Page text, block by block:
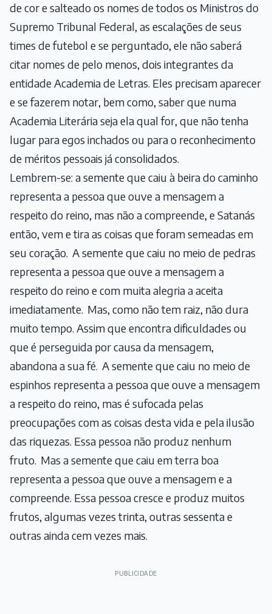
de cor e salteado os nomes de todos os Ministros do
Supremo Tribunal Federal, as escalações de seus
times de futebol e se perguntado, ele não saberá
citar nomes de pelo menos, dois integrantes da
entidade Academia de Letras. Eles precisam aparecer
e se fazerem notar, bem como, saber que numa
Academia Literária seja ela qual for, que não tenha
lugar para egos inchados ou para o reconhecimento
de méritos pessoais já consolidados.
Lembrem-se: a semente que caiu à beira do caminho
representa a pessoa que ouve a mensagem a
respeito do reino, mas não a compreende, e Satanás
então, vem e tira as coisas que foram semeadas em
seu coração. A semente que caiu no meio de pedras
representa a pessoa que ouve a mensagem a
respeito do reino e com muita alegria a aceita
imediatamente. Mas, como não tem raiz, não dura
muito tempo. Assim que encontra dificuldades ou
que é perseguida por causa da mensagem,
abandona a sua fé. A semente que caiu no meio de
espinhos representa a pessoa que ouve a mensagem
a respeito do reino, mas é sufocada pelas
preocupações com as coisas desta vida e pela ilusão
das riquezas. Essa pessoa não produz nenhum
fruto. Mas a semente que caiu em terra boa
representa a pessoa que ouve a mensagem e a
compreende. Essa pessoa cresce e produz muitos
frutos, algumas vezes trinta, outras sessenta e
outras ainda cem vezes mais.
PUBLICIDADE